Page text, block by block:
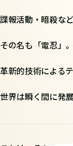
諜報活動・暗殺な
その名も「電忍」。
革新的技術による
世界は瞬く間に発